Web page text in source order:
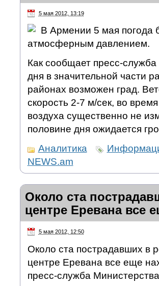
5 мая 2012, 13:19
В Армении 5 мая погода
атмосферным давлением.
Как сообщает пресс-
дня в значительной части
районах возможен град.
скорость 2-7 м/сек, во
воздуха существенно не
половине дня ожидается
Аналитика
NEWS.am
Около ста
центре Еревана все
5 мая 2012, 12:50
Около ста пострадавших в
центре Еревана все еще
пресс-служба